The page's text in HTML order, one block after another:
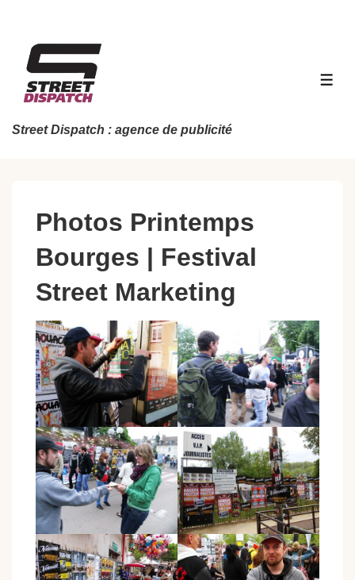
contenu
principal
Street Dispatch : agence de publicité
Photos Printemps
Bourges | Festival
Street Marketing